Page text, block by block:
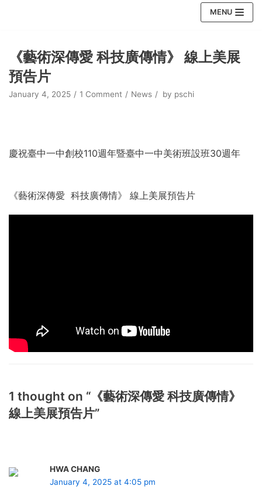
MENU
《藝術深傳愛 科技廣傳情》 線上美展
預告片
January 4, 2025 1 Comment News by pschi
慶祝臺中一中創校110週年暨臺中一中美術班設班30週年
《藝術深傳愛 科技廣傳情》 線上美展預告片
1 thought on “《藝術深傳愛 科技廣傳情》
線上美展預告片”
HWA CHANG
January 4, 2025 at 4:05 pm